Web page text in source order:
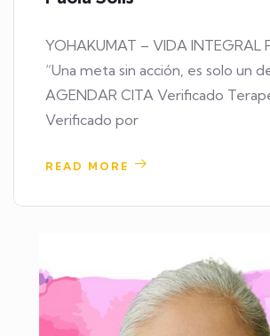
YOHAKUMAT – VIDA INTEGRAL
“Una meta sin acción, es solo un
AGENDAR CITA Verificado
Verificado por
READ MORE